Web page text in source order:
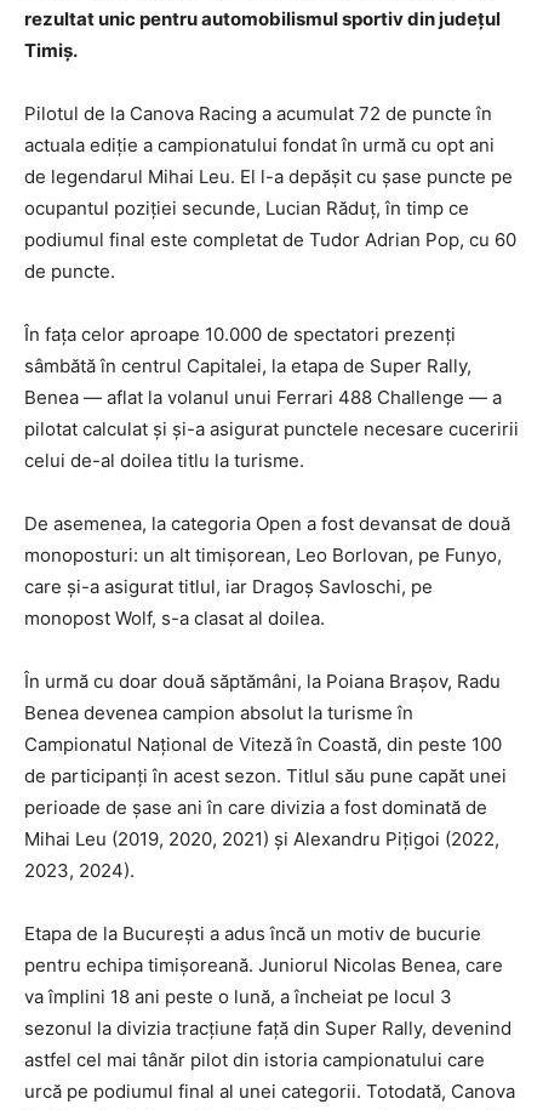
rezultat unic pentru automobilismul sportiv din județul
Timiș.
Pilotul de la Canova Racing a acumulat 72 de puncte în
actuala ediție a campionatului fondat în urmă cu opt ani
de legendarul Mihai Leu. El l-a depășit cu șase puncte pe
ocupantul poziției secunde, Lucian Răduț, în timp ce
podiumul final este completat de Tudor Adrian Pop, cu 60
de puncte.
În fața celor aproape 10.000 de spectatori prezenți
sâmbătă în centrul Capitalei, la etapa de Super Rally,
Benea — aflat la volanul unui Ferrari 488 Challenge — a
pilotat calculat și și-a asigurat punctele necesare cuceririi
celui de-al doilea titlu la turisme.
De asemenea, la categoria Open a fost devansat de două
monoposturi: un alt timișorean, Leo Borlovan, pe Funyo,
care și-a asigurat titlul, iar Dragoș Savloschi, pe
monopost Wolf, s-a clasat al doilea.
În urmă cu doar două săptămâni, la Poiana Brașov, Radu
Benea devenea campion absolut la turisme în
Campionatul Național de Viteză în Coastă, din peste 100
de participanți în acest sezon. Titlul său pune capăt unei
perioade de șase ani în care divizia a fost dominată de
Mihai Leu (2019, 2020, 2021) și Alexandru Pițigoi (2022,
2023, 2024).
Etapa de la București a adus încă un motiv de bucurie
pentru echipa timișoreană. Juniorul Nicolas Benea, care
va împlini 18 ani peste o lună, a încheiat pe locul 3
sezonul la divizia tracțiune față din Super Rally, devenind
astfel cel mai tânăr pilot din istoria campionatului care
urcă pe podiumul final al unei categorii. Totodată, Canova